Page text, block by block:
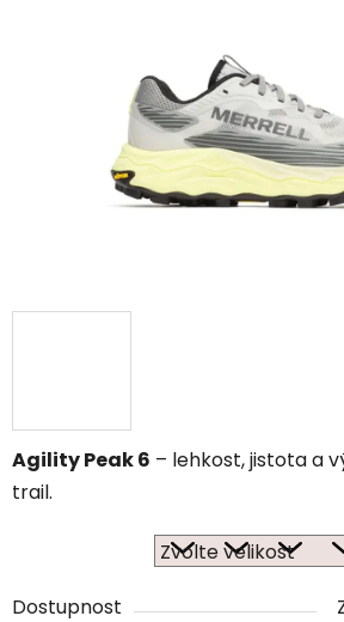
Agility Peak 6 – lehkost, jistota a
trail.
Dostupnost